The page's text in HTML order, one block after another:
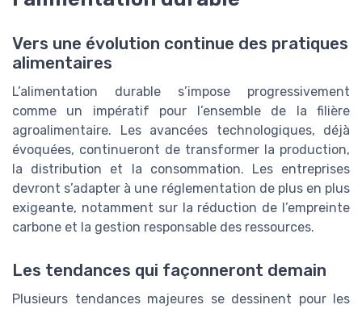
Vers une évolution continue des pratiques
alimentaires
L’alimentation durable s’impose progressivement
comme un impératif pour l’ensemble de la filière
agroalimentaire. Les avancées technologiques, déjà
évoquées, continueront de transformer la production,
la distribution et la consommation. Les entreprises
devront s’adapter à une réglementation de plus en plus
exigeante, notamment sur la réduction de l’empreinte
carbone et la gestion responsable des ressources.
Les tendances qui façonneront demain
Plusieurs tendances majeures se dessinent pour les